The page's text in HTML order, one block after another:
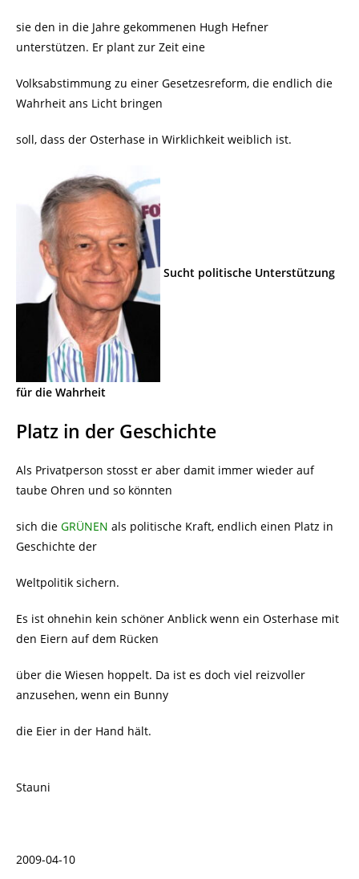
sie den in die Jahre gekommenen Hugh Hefner
unterstützen. Er plant zur Zeit eine
Volksabstimmung zu einer Gesetzesreform, die endlich die
Wahrheit ans Licht bringen
soll, dass der Osterhase in Wirklichkeit weiblich ist.
Sucht politische Unterstützung
für die Wahrheit
Platz in der Geschichte
Als Privatperson stosst er aber damit immer wieder auf
taube Ohren und so könnten
sich die GRÜNEN als politische Kraft, endlich einen Platz in
Geschichte der
Weltpolitik sichern.
Es ist ohnehin kein schöner Anblick wenn ein Osterhase mit
den Eiern auf dem Rücken
über die Wiesen hoppelt. Da ist es doch viel reizvoller
anzusehen, wenn ein Bunny
die Eier in der Hand hält.
Stauni
2009-04-10